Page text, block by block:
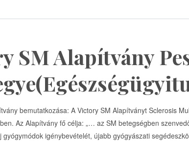
SM Alapítvány
bemutatkozása: A Victory SM Alapítványt Sclerosis
Az Alapítvány fő célja: „… az SM betegségben
gyógymódok igénybevételét, újabb gyógyászati